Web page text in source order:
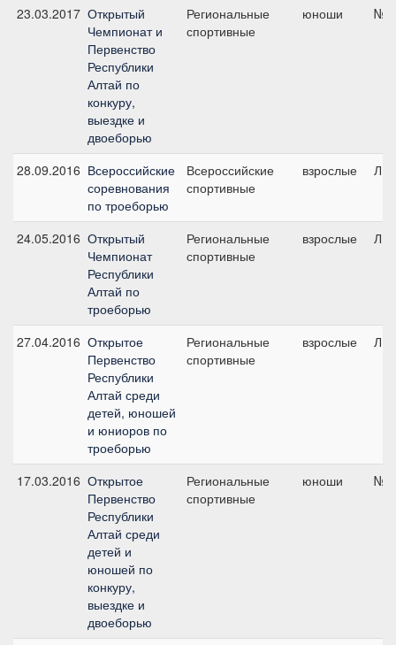
23.03.2017 Открытый
Чемпионат и
Первенство
Республики
Алтай по
конкуру,
выездке и
двоеборью
Региональные
спортивные
юноши
28.09.2016 Всероссийские
соревнования
по троеборью
Всероссийские
спортивные
взрослые
24.05.2016 Открытый
Чемпионат
Республики
Алтай по
троеборью
Региональные
спортивные
взрослые
27.04.2016 Открытое
Первенство
Республики
Алтай среди
детей, юношей
и юниоров по
троеборью
Региональные
спортивные
взрослые
17.03.2016 Открытое
Первенство
Республики
Алтай среди
детей и
юношей по
конкуру,
выездке и
двоеборью
Региональные
спортивные
юноши